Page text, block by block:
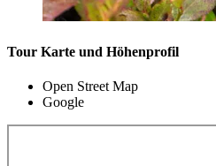
Tour Karte und Höhenprofil
Open Street Map
Google